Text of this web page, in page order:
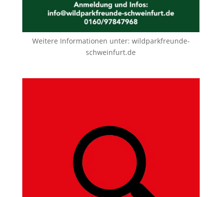
Weitere Informationen unter: wildparkfreunde-
schweinfurt.de